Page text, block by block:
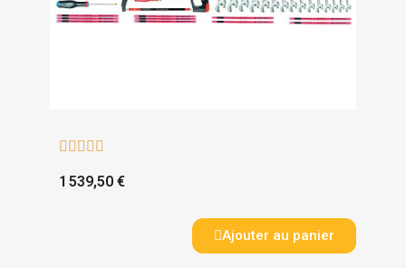
    
1 539,50 €
Ajouter au panier